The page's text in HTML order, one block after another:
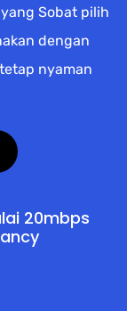
Sobat pilih
dengan
nyaman
20mbps